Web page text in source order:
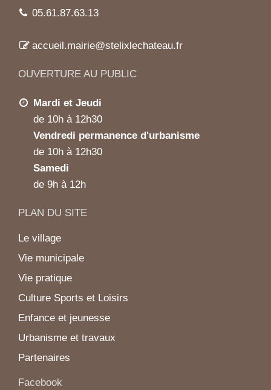
05.61.87.63.13
accueil.mairie@stelixlechateau.fr
OUVERTURE AU PUBLIC
Mardi et Jeudi
de 10h à 12h30
Vendredi permanence d'urbanisme
de 10h à 12h30
Samedi
de 9h à 12h
PLAN DU SITE
Le village
Vie municipale
Vie pratique
Culture Sports et Loisirs
Enfance et jeunesse
Urbanisme et travaux
Partenaires
Facebook